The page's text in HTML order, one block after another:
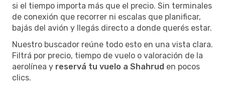
si el tiempo importa más que el precio. Sin terminales
de conexión que recorrer ni escalas que planificar,
bajás del avión y llegás directo a donde querés estar.
Nuestro buscador reúne todo esto en una vista clara.
Filtrá por precio, tiempo de vuelo o valoración de la
aerolínea y reservá tu vuelo a Shahrud en pocos
clics.